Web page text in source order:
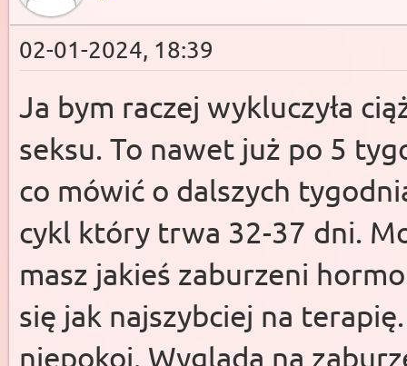
02-01-2024, 18:39
Ja bym raczej wykluczyła
seksu. To nawet już po 5
co mówić o dalszych
cykl który trwa 32-37 dni.
masz jakieś zaburzeni
się jak najszybciej na
niepokoi. Wygląda na